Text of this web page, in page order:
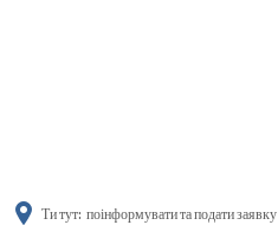
Ти тут: поінформувати та подати заявку